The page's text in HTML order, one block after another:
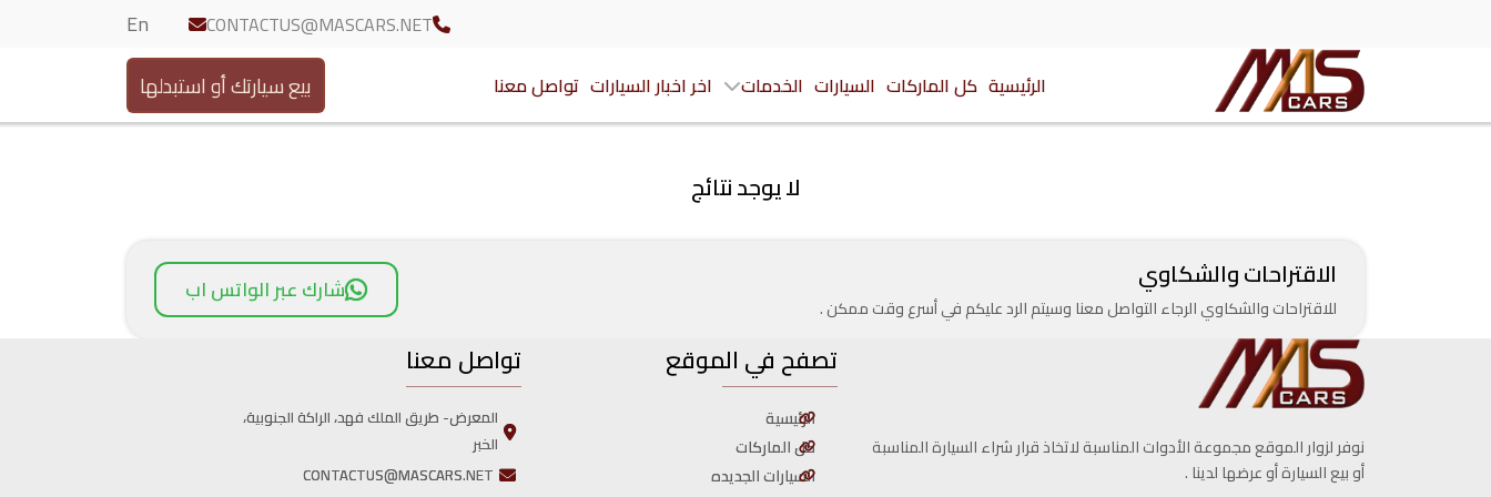
CONTACTUS@MASCARS.NET
En
الرئيسية كل الماركات السيارات الخدمات اخر اخبار السيارات تواصل معنا بيع سيارتك أو استبدلها
لا يوجد نتائج
الاقتراحات والشكاوي
للاقتراحات والشكاوي الرجاء التواصل معنا وسيتم الرد عليكم في أسرع وقت ممكن .
شارك عبر الواتس اب
نوفر لزوار الموقع مجموعة الأدوات المناسبة لاتخاذ قرار شراء السيارة المناسبة
أو بيع السيارة أو عرضها لدينا .
تصفح في الموقع
الرئيسية
كل الماركات
السيارات الجديده
تواصل معنا
المعرض- طريق الملك فهد، الراكة الجنوبية،
الخبر
CONTACTUS@MASCARS.NET